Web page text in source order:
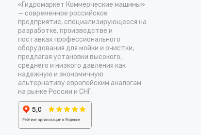
«Гидромаркет Коммерческие машины»
— современное российское
предприятие, специализирующееся на
разработке, производстве и
поставках профессионального
оборудования для мойки и очистки,
предлагая установки высокого,
среднего и низкого давления как
надежную и экономичную
альтернативу европейским аналогам
на рынке России и СНГ.